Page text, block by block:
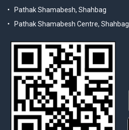
Pathak Shamabesh, Shahbag
Pathak Shamabesh Centre, Shahbag